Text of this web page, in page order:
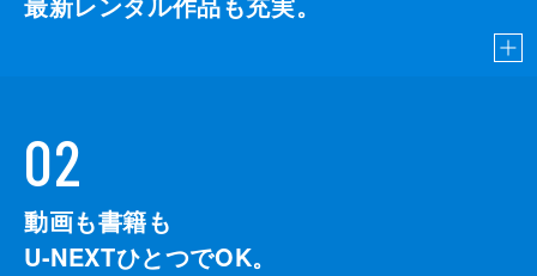
02
動画も書籍も
U-NEXTひとつでOK。